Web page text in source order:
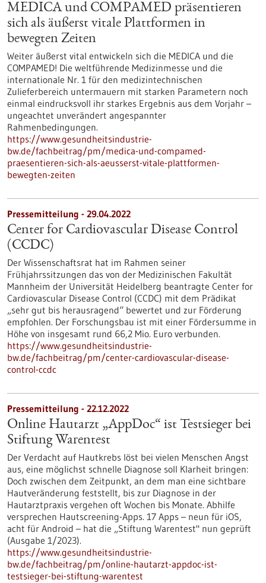
MEDICA und COMPAMED präsentieren
sich als äußerst vitale Plattformen in
bewegten Zeiten
Weiter äußerst vital entwickeln sich die MEDICA und die
COMPAMED! Die weltführende Medizinmesse und die
internationale Nr. 1 für den medizintechnischen
Zulieferbereich untermauern mit starken Parametern noch
einmal eindrucksvoll ihr starkes Ergebnis aus dem Vorjahr –
ungeachtet unverändert angespannter
Rahmenbedingungen.
https://www.gesundheitsindustrie-
bw.de/fachbeitrag/pm/medica-und-compamed-
praesentieren-sich-als-aeusserst-vitale-plattformen-
bewegten-zeiten
Pressemitteilung - 29.04.2022
Center for Cardiovascular Disease Control
(CCDC)
Der Wissenschaftsrat hat im Rahmen seiner
Frühjahrssitzungen das von der Medizinischen Fakultät
Mannheim der Universität Heidelberg beantragte Center for
Cardiovascular Disease Control (CCDC) mit dem Prädikat
„sehr gut bis herausragend“ bewertet und zur Förderung
empfohlen. Der Forschungsbau ist mit einer Fördersumme in
Höhe von insgesamt rund 66,2 Mio. Euro verbunden.
https://www.gesundheitsindustrie-
bw.de/fachbeitrag/pm/center-cardiovascular-disease-
control-ccdc
Pressemitteilung - 22.12.2022
Online Hautarzt „AppDoc“ ist Testsieger bei
Stiftung Warentest
Der Verdacht auf Hautkrebs löst bei vielen Menschen Angst
aus, eine möglichst schnelle Diagnose soll Klarheit bringen:
Doch zwischen dem Zeitpunkt, an dem man eine sichtbare
Hautveränderung feststellt, bis zur Diagnose in der
Hautarztpraxis vergehen oft Wochen bis Monate. Abhilfe
versprechen Hautscreening-Apps. 17 Apps – neun für iOS,
acht für Android – hat die „Stiftung Warentest" nun geprüft
(Ausgabe 1/2023).
https://www.gesundheitsindustrie-
bw.de/fachbeitrag/pm/online-hautarzt-appdoc-ist-
testsieger-bei-stiftung-warentest